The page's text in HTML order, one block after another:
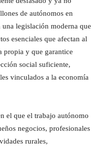
de autónomos en
legislación moderna que
esenciales que afectan al
propia y que garantice
social suficiente,
vinculados a la economía
el que el trabajo autónomo
negocios, profesionales
rurales,